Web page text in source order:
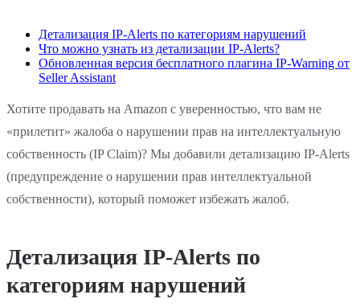
Детализация IP-Alerts по категориям нарушений
Что можно узнать из детализации IP-Alerts?
Обновленная версия бесплатного плагина IP-Warning от
Seller Assistant
‍Хотите продавать на Amazon с уверенностью, что вам не
«прилетит» жалоба о нарушении прав на интеллектуальную
собственность (IP Claim)? Мы добавили детализацию IP-Alerts
(предупреждение о нарушении прав интеллектуальной
собственности), который поможет избежать жалоб.
Детализация IP-Alerts по
категориям нарушений